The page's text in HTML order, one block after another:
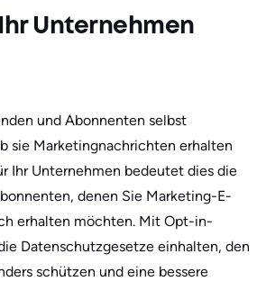
Unternehmen
und Abonnenten selbst
sie Marketingnachrichten erhalten
Ihr Unternehmen bedeutet dies die
denen Sie Marketing-E-
erhalten möchten. Mit Opt-in-
Datenschutzgesetze einhalten, den
schützen und eine bessere